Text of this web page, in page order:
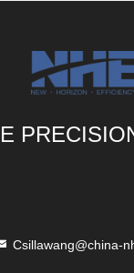
Csillawang@china-